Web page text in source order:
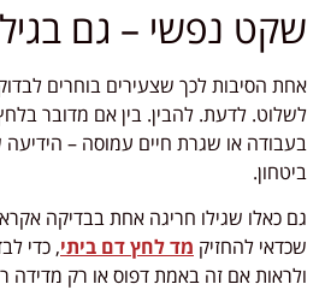
שקט נפשי – גם
אחת הסיבות לכך שצעירים בוחרים
לשלוט. לדעת. להבין. בין אם מדובר
בעבודה או שגרת חיים עמוסה – הידיעה
ביטחון.
גם כאלו שגילו חריגה אחת בבדיקה
שכדאי להחזיק מד לחץ דם ביתי, כדי
ולראות אם זה באמת דפוס או רק מדידה